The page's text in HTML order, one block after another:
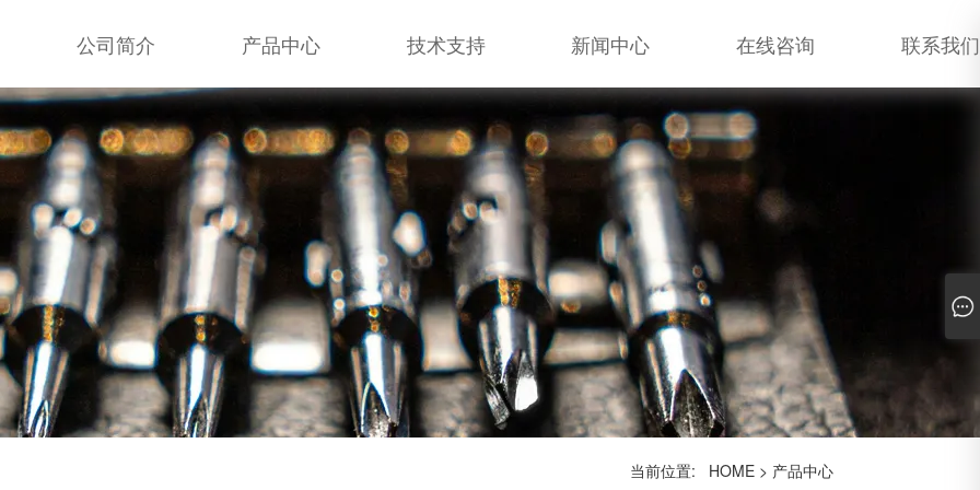
公司简介 产品中心 技术支持 新闻中心 在线咨询 联系我们
当前位置: HOME> 产品中心